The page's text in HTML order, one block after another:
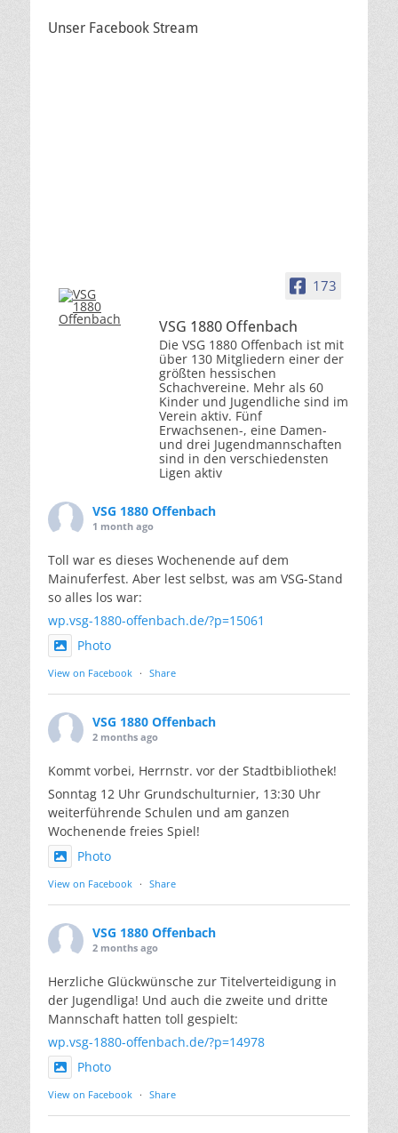
Unser Facebook Stream
173
VSG 1880 Offenbach
Die VSG 1880 Offenbach ist mit
über 130 Mitgliedern einer der
größten hessischen
Schachvereine. Mehr als 60
Kinder und Jugendliche sind im
Verein aktiv. Fünf
Erwachsenen-, eine Damen-
und drei Jugendmannschaften
sind in den verschiedensten
Ligen aktiv
VSG 1880 Offenbach
1 month ago
Toll war es dieses Wochenende auf dem
Mainuferfest. Aber lest selbst, was am VSG-Stand
so alles los war:
wp.vsg-1880-offenbach.de/?p=15061
Photo
View on Facebook · Share
VSG 1880 Offenbach
2 months ago
Kommt vorbei, Herrnstr. vor der Stadtbibliothek!
Sonntag 12 Uhr Grundschulturnier, 13:30 Uhr
weiterführende Schulen und am ganzen
Wochenende freies Spiel!
Photo
View on Facebook · Share
VSG 1880 Offenbach
2 months ago
Herzliche Glückwünsche zur Titelverteidigung in
der Jugendliga! Und auch die zweite und dritte
Mannschaft hatten toll gespielt:
wp.vsg-1880-offenbach.de/?p=14978
Photo
View on Facebook · Share